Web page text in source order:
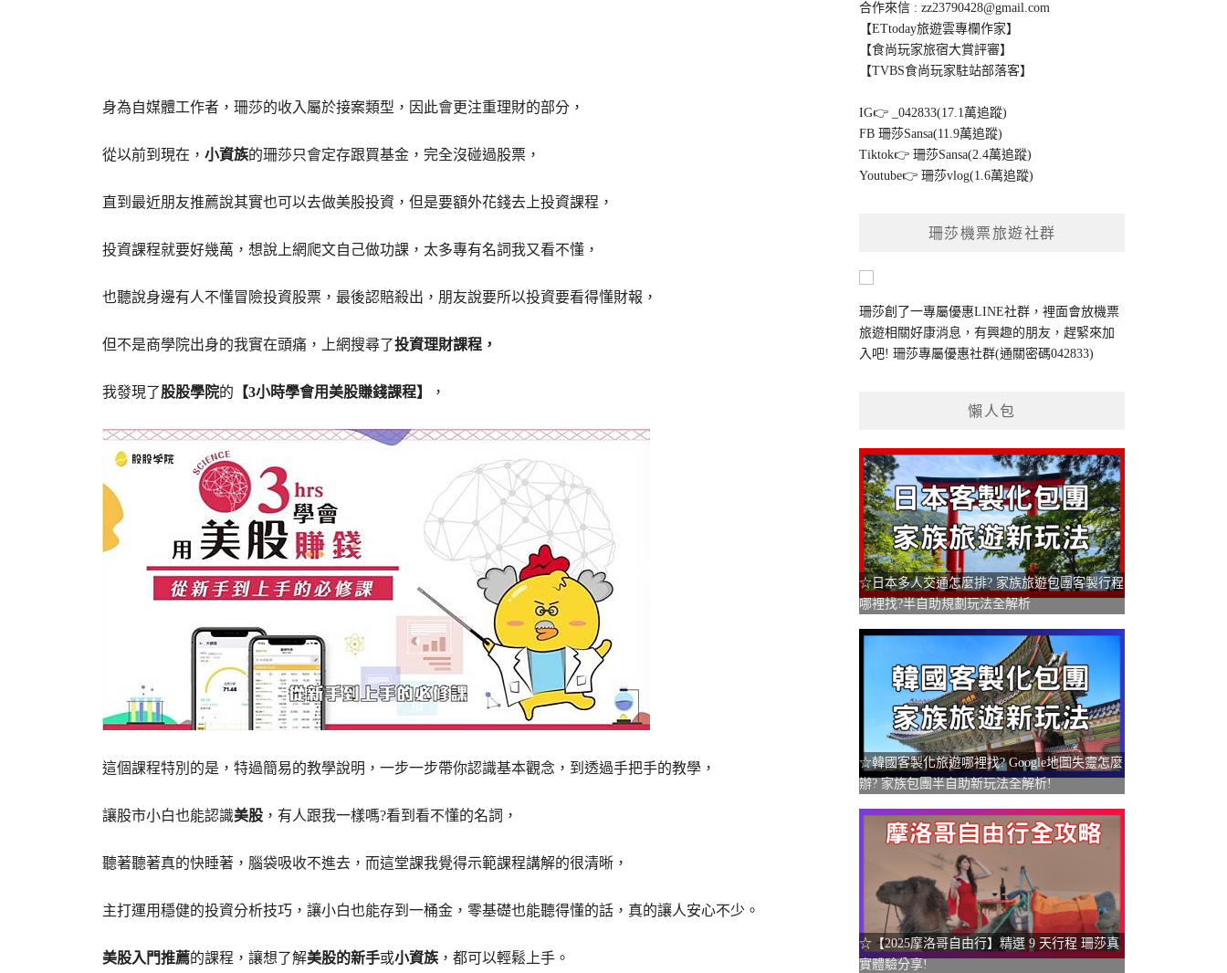
身為自媒體工作者，珊莎的收入屬於接案類型，因此會更注重理財的部分，
從以前到現在， 小資族的珊莎只會定存跟買基金，完全沒碰過股票，
直到最近朋友推薦說其實也可以去做美股投資，但是要額外花錢去上投資課程，
投資課程就要好幾萬，想說上網爬文自己做功課，太多專有名詞我又看不懂 ，
也聽說身邊有人不懂冒險投資股票，最後認賠殺出，朋友說要所以投資要看得懂財報，
但不是商學院出身的我實在頭痛，上網搜尋了投資理財課程，
我發現了股股學院的 【3小時學會用美股賺錢課程】 ，
這個課程特別的是，特過簡易的教學說明，一步一步帶你認識基本觀念，到透過手把手的教學，
讓股市小白也能認識美股 ，有人跟我一樣嗎?看到看不懂的名詞，
聽著聽著真的快睡著，腦袋吸收不進去，而這堂課我覺得示範課程講解的很清晰，
主打運用穩健的投資分析技巧，讓小白也能存到一桶金，零基礎也能聽得懂的話，真的讓人安心不少。
美股入門推薦的課程，讓想了解美股的新手或小資族 ，都可以輕鬆上手。
合作來信 :zz23790428@gmail.com
【ETtoday旅遊雲專欄作家】
【食尚玩家旅宿大賞評審】
【TVBS食尚玩家駐站部落客】
IG👉
_042833(17.1萬追蹤)
FB珊莎Sansa(11.9萬追蹤)
Tiktok👉珊莎Sansa(2.4萬追蹤)
Youtube👉珊莎vlog(1.6萬追蹤)
珊莎機票旅遊社群
珊莎創了一專屬優惠LINE社群，裡面會放機票
旅遊相關好康消息，有興趣的朋友，趕緊來加
入吧!珊莎專屬優惠社群(通關密碼042833)
懶人包
☆日本多人交通怎麼排? 家族旅遊包團客製行程
哪裡找?半自助規劃玩法全解析
☆韓國客製化旅遊哪裡找? Google地圖失靈怎麼
辦? 家族包團半自助新玩法全解析!
☆【2025摩洛哥自由行】精選 9 天行程 珊莎真
實體驗分享!